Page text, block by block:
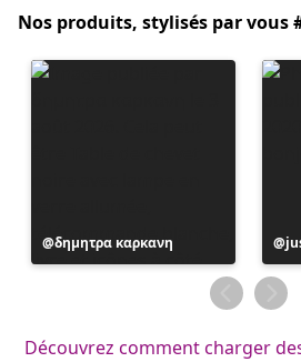
Nos produits, stylisés par vous
Publication
publiée
δημητρα καρκανη
par
Découvrez comment charger